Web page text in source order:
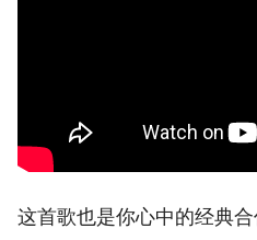
这首歌也是你心中的经典合